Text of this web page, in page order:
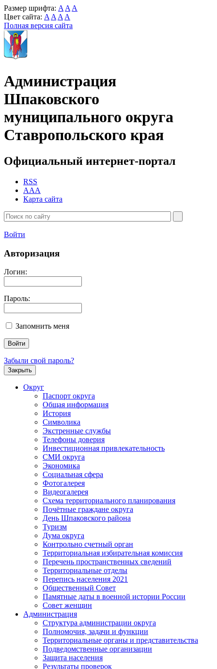
Размер шрифта: A A A
Цвет сайта: A A A A
Полная версия сайта
Администрация
Шпаковского
муниципального округа
Ставропольского края
Официальный интернет-портал
RSS
AAA
Карта сайта
Войти
Авторизация
Логин:
Пароль:
Запомнить меня
Забыли свой пароль?
Закрыть
Округ
Паспорт округа
Общая информация
История
Символика
Экстренные службы
Телефоны доверия
Инвестиционная привлекательность
СМИ округа
Экономика
Социальная сфера
Фотогалерея
Видеогалерея
Схема территориального планирования
Почётные граждане округа
День Шпаковского района
Туризм
Дума округа
Контрольно счетный орган
Территориальная избирательная комиссия
Перечень пространственных сведений
Территориальные отделы
Перепись населения 2021
Общественный Совет
Памятные даты в военной истории России
Совет женщин
Администрация
Структура администрации округа
Полномочия, задачи и функции
Территориальные органы и представительства
Подведомственные организации
Защита населения
Результаты проверок